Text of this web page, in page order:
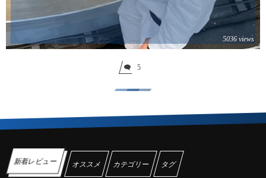
5036 views
5
新着レビュー オススメ カテゴリー タグ